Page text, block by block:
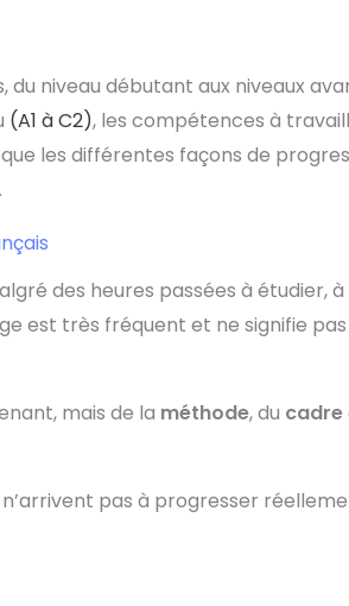
niveau débutant aux niveaux
(A1 à C2), les compétences à
les différentes façons de
des heures passées à étudier, à
est très fréquent et ne signifie pas
mais de la méthode, du cadre
pas à progresser